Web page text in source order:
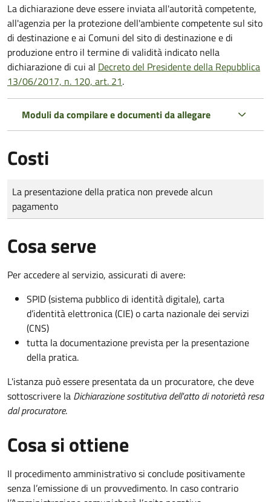
La dichiarazione deve essere inviata all'autorità competente,
all'agenzia per la protezione dell'ambiente competente sul sito
di destinazione e ai Comuni del sito di destinazione e di
produzione entro il termine di validità indicato nella
dichiarazione di cui al Decreto del Presidente della Repubblica
13/06/2017, n. 120, art. 21.
Moduli da compilare e documenti da allegare
Costi
Tipo di pagamento
Importo
La presentazione della pratica non prevede alcun
pagamento
Cosa serve
Per accedere al servizio, assicurati di avere:
SPID (sistema pubblico di identità digitale), carta
d’identità elettronica (CIE) o carta nazionale dei servizi
(CNS)
tutta la documentazione prevista per la presentazione
della pratica.
L'istanza può essere presentata da un procuratore, che deve
sottoscrivere la Dichiarazione sostitutiva dell'atto di notorietà resa
dal procuratore.
Cosa si ottiene
Il procedimento amministrativo si conclude positivamente
senza l’emissione di un provvedimento. In caso contrario